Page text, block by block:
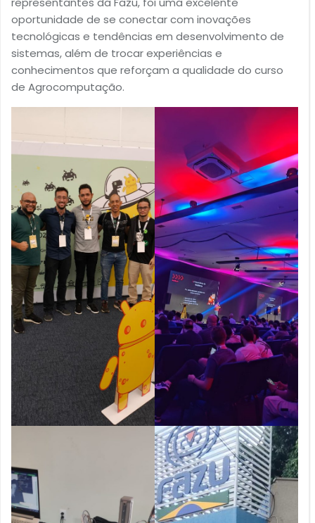
oportunidade de se conectar com inovações
tecnológicas e tendências em desenvolvimento de
sistemas, além de trocar experiências e
conhecimentos que reforçam a qualidade do curso
de Agrocomputação.